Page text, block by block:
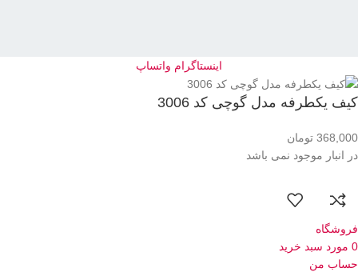
اینستاگرام واتساپ
کیف یکطرفه مدل گوچی کد 3006
368,000 تومان
در انبار موجود نمی باشد
فروشگاه
0 مورد سبد خرید
حساب من